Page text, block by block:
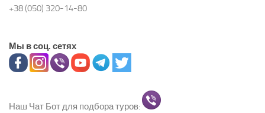
+38 (050) 320-14-80
Мы в соц. сетях
Наш Чат Бот для подбора туров: